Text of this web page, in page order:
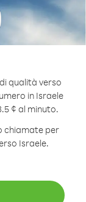
qualità verso
in Israele
¢ al minuto.
chiamate per
Israele.